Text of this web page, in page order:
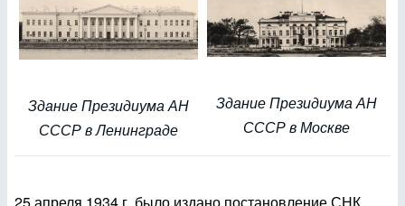
Здание Президиума АН
СССР в Ленинграде
Здание Президиума АН
СССР в Москве